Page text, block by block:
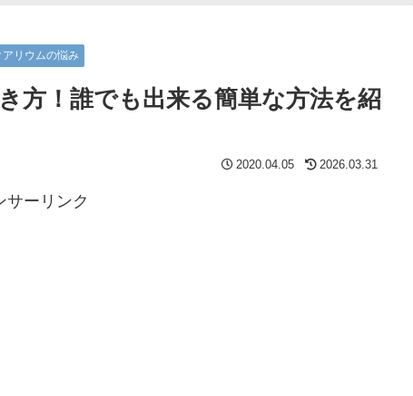
アリウムの悩み
方！誰でも出来る簡単な方法を紹
2020.04.05 2026.03.31
サーリンク